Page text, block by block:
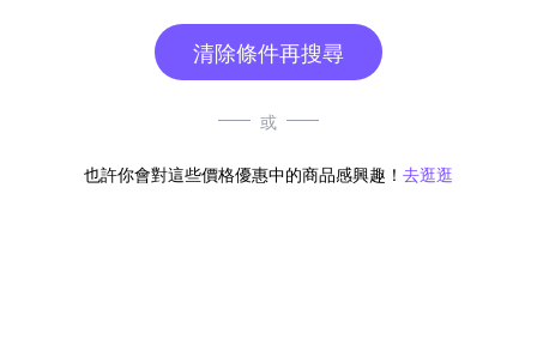
清除條件再搜尋
或
也許你會對這些價格優惠中的商品感興趣！ 去逛逛